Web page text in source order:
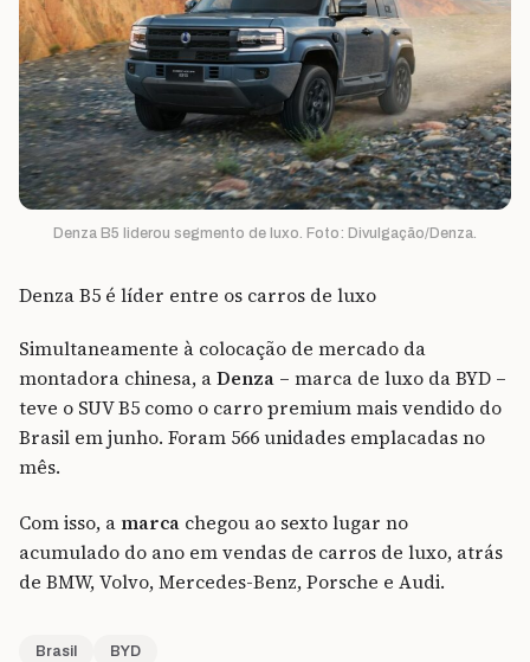
Denza B5 liderou segmento de luxo. Foto: Divulgação/Denza.
Denza B5 é líder entre os carros de luxo
Simultaneamente à colocação de mercado da
montadora chinesa, aDenza – marca de luxo da BYD –
teve o SUV B5 como o carro premium mais vendido do
Brasil em junho. Foram 566 unidades emplacadas no
mês.
Com isso, a marca chegou ao sexto lugar no
acumulado do ano em vendas de carros de luxo, atrás
de BMW, Volvo, Mercedes-Benz, Porsche e Audi.
Brasil BYD